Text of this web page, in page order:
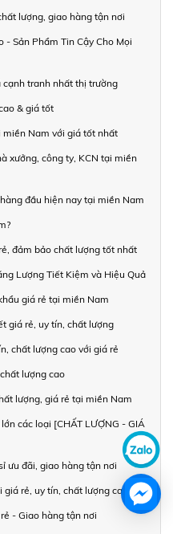
lượng, giao hàng tận nơi
- Sản Phẩm Tin Cậy Cho Mọi
cạnh tranh nhất thị trường
& giá tốt
miền Nam với giá tốt nhất
xưởng, công ty, KCN tại miền
đầu hiện nay tại miền Nam
đảm bảo chất lượng tốt nhất
Lượng Tiết Kiệm và Hiệu Quả
giá rẻ tại miền Nam
giá rẻ, uy tín, chất lượng
chất lượng cao với giá rẻ
lượng cao
lượng, giá rẻ tại miền Nam
các loại [CHẤT LƯỢNG - GIÁ
ưu đãi, giao hàng tận nơi
rẻ, uy tín, chất lượng cao
- Giao hàng tận nơi